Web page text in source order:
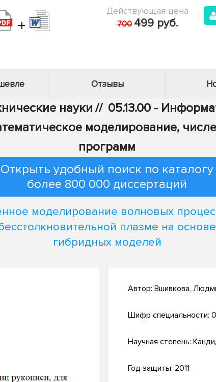
+
Действующая цена
700 499 руб.
Отзывы
науки // 05.13.00 -
моделирование,
программ
Открыть удобный поиск по каталогу
более 800 000 диссертаций
моделирование волновых
плазме на основе
гибридных моделей
Автор: Вшивкова,
Шифр специальности:
Научная степень:
Год защиты: 2011